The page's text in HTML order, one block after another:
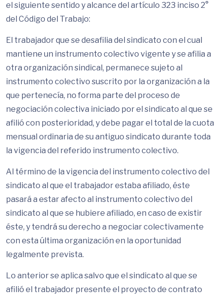
el siguiente sentido y alcance del artículo 323 inciso 2°
del Código del Trabajo:
El trabajador que se desafilia del sindicato con el cual
mantiene un instrumento colectivo vigente y se afilia a
otra organización sindical, permanece sujeto al
instrumento colectivo suscrito por la organización a la
que pertenecía, no forma parte del proceso de
negociación colectiva iniciado por el sindicato al que se
afilió con posterioridad, y debe pagar el total de la cuota
mensual ordinaria de su antiguo sindicato durante toda
la vigencia del referido instrumento colectivo.
Al término de la vigencia del instrumento colectivo del
sindicato al que el trabajador estaba afiliado, éste
pasará a estar afecto al instrumento colectivo del
sindicato al que se hubiere afiliado, en caso de existir
éste, y tendrá su derecho a negociar colectivamente
con esta última organización en la oportunidad
legalmente prevista.
Lo anterior se aplica salvo que el sindicato al que se
afilió el trabajador presente el proyecto de contrato